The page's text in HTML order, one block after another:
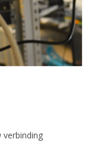
verbinding